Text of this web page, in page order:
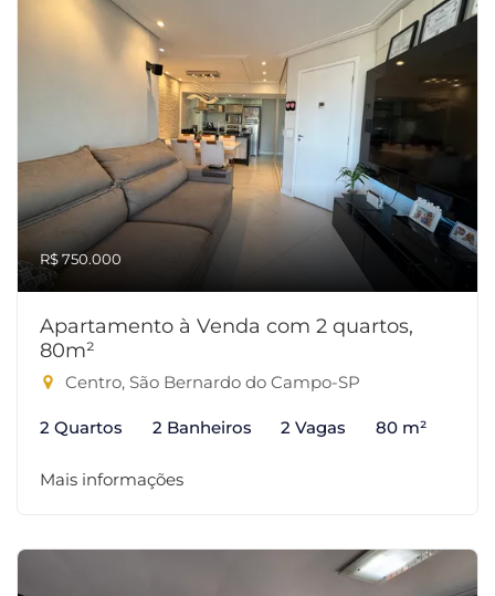
R$ 750.000
Apartamento à Venda com 2 quartos,
80m²
Centro, São Bernardo do Campo-SP
2 Quartos 2 Banheiros 2 Vagas 80 m²
Mais informações